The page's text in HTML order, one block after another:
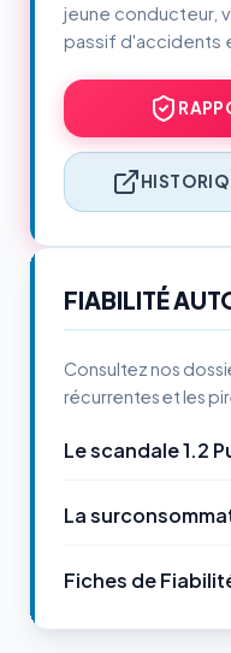
jeune conducteur,
passif d'accidents
FIABILITÉ
Consultez nos
récurrentes et les
Le scandale 1.2
La
Fiches de